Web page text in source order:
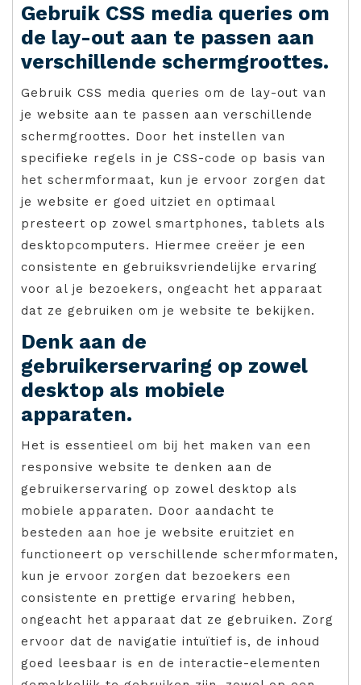
Gebruik CSS media queries om
de lay-out aan te passen aan
verschillende schermgroottes.
Gebruik CSS media queries om de lay-out van
je website aan te passen aan verschillende
schermgroottes. Door het instellen van
specifieke regels in je CSS-code op basis van
het schermformaat, kun je ervoor zorgen dat
je website er goed uitziet en optimaal
presteert op zowel smartphones, tablets als
desktopcomputers. Hiermee creëer je een
consistente en gebruiksvriendelijke ervaring
voor al je bezoekers, ongeacht het apparaat
dat ze gebruiken om je website te bekijken.
Denk aan de
gebruikerservaring op zowel
desktop als mobiele
apparaten.
Het is essentieel om bij het maken van een
responsive website te denken aan de
gebruikerservaring op zowel desktop als
mobiele apparaten. Door aandacht te
besteden aan hoe je website eruitziet en
functioneert op verschillende schermformaten,
kun je ervoor zorgen dat bezoekers een
consistente en prettige ervaring hebben,
ongeacht het apparaat dat ze gebruiken. Zorg
ervoor dat de navigatie intuïtief is, de inhoud
goed leesbaar is en de interactie-elementen